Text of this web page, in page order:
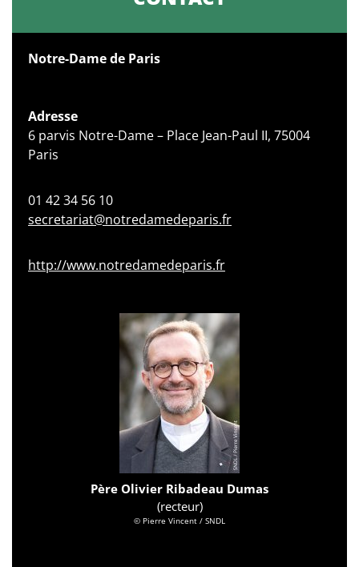
Notre-Dame de Paris
Adresse
6 parvis Notre-Dame – Place Jean-Paul II, 75004
Paris
01 42 34 56 10
secretariat@notredamedeparis.fr
http://www.notredamedeparis.fr
Père Olivier Ribadeau Dumas
(recteur)
© Pierre Vincent / SNDL